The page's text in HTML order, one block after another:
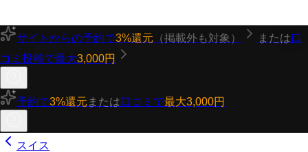
サイトからの予約で3%還元 （掲載外も対象） または口
コミ投稿で最大3,000円
予約で3%還元 または口コミで最大3,000円
スイス